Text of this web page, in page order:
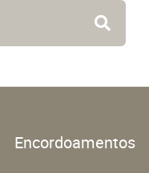
Encordoamentos